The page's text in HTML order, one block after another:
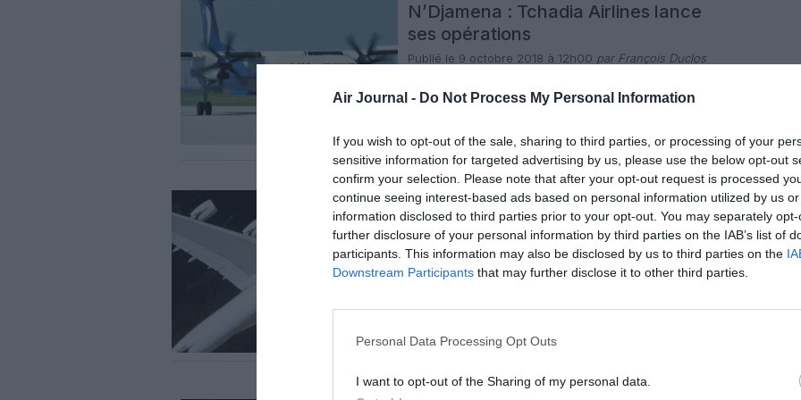
Air Journal - Do Not Process My Personal Information
If you wish to opt-out of the sale, sharing to third parties, or processing of your
sensitive information for targeted advertising by us, please use the below opt-out
confirm your selection. Please note that after your opt-out request is processed
continue seeing interest-based ads based on personal information utilized by us
information disclosed to third parties prior to your opt-out. You may separately
further disclosure of your personal information by third parties on the IAB’s list of
participants. This information may also be disclosed by us to third parties on the
Downstream Participants that may further disclose it to other third parties.
Personal Data Processing Opt Outs
I want to opt-out of the Sharing of my personal data.
N’Djamena : Tchadia Airlines lance
ses opérations
Publié le 9 octobre 2018 à 12h00 par François Duclos
en coentreprise par Ethiopian Airlines et le gouvernement
tchadien, a inauguré un réseau comptant neuf destinations
Bombardier Dash-8 Q400 de 78 sièges issu de la flotte de
son actionnaire éthiopien, la compagnie nationale
tchadienne a inauguré ses opérations le […]
3 commentaires LIRE L'ARTICLE
Actualité Info pratique Nouvelle liaison
Royal Air Maroc atterrit au Tchad
Publié le 19 juin 2014 à 12h00par François Duclos
La compagnie aérienne Royal Air Maroc a inauguré sa
destination. Depuis le 17 juin 2014, la compagnie nationale
et l’aéroport de la capitale tchadienne, opérés en Boeing
737-800 pouvant accueillir 12 passagers en classe
7 commentaires